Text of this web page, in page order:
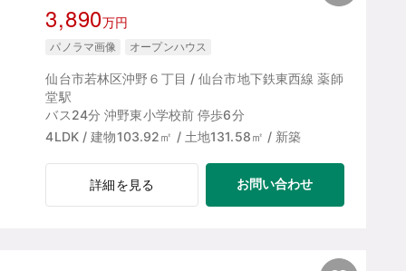
3,890万円
パノラマ画像 オープンハウス
仙台市若林区沖野６丁目 / 仙台市地下鉄東西線 薬師
堂駅
バス24分 沖野東小学校前 停歩6分
4LDK / 建物103.92㎡ / 土地131.58㎡ / 新築
詳細を見る お問い合わせ